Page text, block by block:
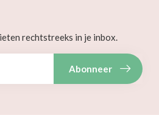
rechtstreeks in je inbox.
Abonneer